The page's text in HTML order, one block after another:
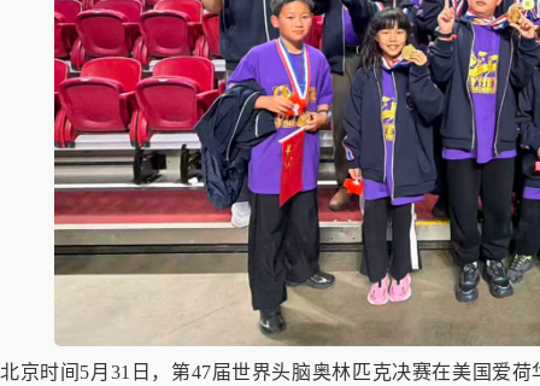
北京时间5月31日，第47届世界头脑奥林匹克决赛在美国爱